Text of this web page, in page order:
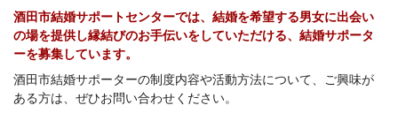
酒田市結婚サポートセンターでは、結婚を希望する男女に出会い
の場を提供し縁結びのお手伝いをしていただける、結婚サポータ
ーを募集しています。
酒田市結婚サポーターの制度内容や活動方法について、ご興味が
ある方は、ぜひお問い合わせください。